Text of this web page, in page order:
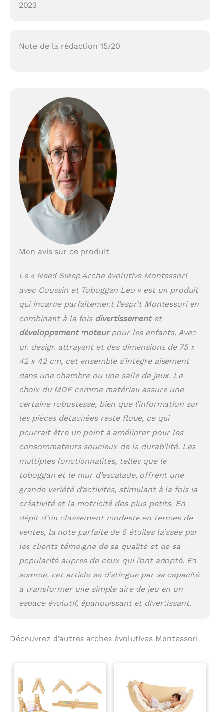
2023
Note de la rédaction 15/20
Mon avis sur ce produit
Le « Need Sleep Arche évolutive Montessori
avec Coussin et Toboggan Leo » est un produit
qui incarne parfaitement l’esprit Montessori en
combinant à la fois divertissementet
développement moteurpour les enfants. Avec
un design attrayant et des dimensions de 75 x
42 x 42 cm, cet ensemble s’intègre aisément
dans une chambre ou une salle de jeux. Le
choix du MDF comme matériau assure une
certaine robustesse, bien que l’information sur
les pièces détachées reste floue, ce qui
pourrait être un point à améliorer pour les
consommateurs soucieux de la durabilité. Les
multiples fonctionnalités, telles que le
toboggan et le mur d’escalade, offrent une
grande variété d’activités, stimulant à la fois la
créativité et la motricité des plus petits. En
dépit d’un classement modeste en termes de
ventes, la note parfaite de 5 étoiles laissée par
les clients témoigne de sa qualité et de sa
popularité auprès de ceux qui l’ont adopté. En
somme, cet article se distingue par sa capacité
à transformer une simple aire de jeu en un
espace évolutif, épanouissant et divertissant.
Découvrez d’autres arches évolutives Montessori